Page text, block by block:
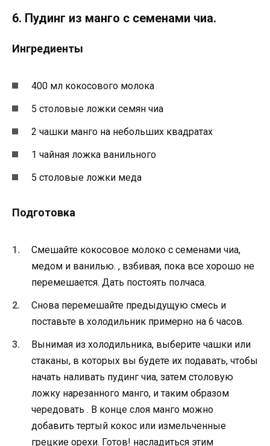
6. Пудинг из манго с семенами чиа.
Ингредиенты
400 мл кокосового молока
5 столовые ложки семян чиа
2 чашки манго на небольших квадратах
1 чайная ложка ванильного
5 столовые ложки меда
Подготовка
Смешайте кокосовое молоко с семенами чиа,
медом и ванилью. , взбивая, пока все хорошо не
перемешается. Дать постоять полчаса.
Снова перемешайте предыдущую смесь и
поставьте в холодильник примерно на 6 часов.
Вынимая из холодильника, выберите чашки или
стаканы, в которых вы будете их подавать, чтобы
начать наливать пудинг чиа, затем столовую
ложку нарезанного манго, и таким образом
чередовать . В конце слоя манго можно
добавить тертый кокос или измельченные
грецкие орехи. Готов! насладиться этим